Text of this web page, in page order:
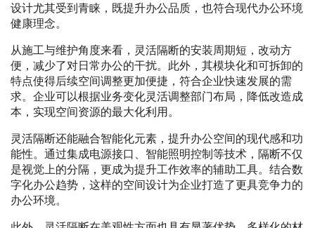
设计尤其受到青睐，既提升办公品质，也符合现代办公环境
健康理念。
从施工与维护角度来看，灵活隔断的安装周期短，改动方
便，减少了对日常办公的干扰。此外，其模块化和可拆卸的
特点使得后续空间调整更加便捷，符合企业快速发展的需
求。企业可以根据业务变化灵活调整部门布局，降低改造成
本，实现空间资源的最大化利用。
灵活隔断还能融合智能化元素，提升办公空间的现代感和功
能性。通过集成电源接口、智能照明控制等技术，隔断不仅
是视觉上的分隔，更成为提升工作效率的辅助工具。结合数
字化办公趋势，这样的空间设计为企业打造了更具竞争力的
办公环境。